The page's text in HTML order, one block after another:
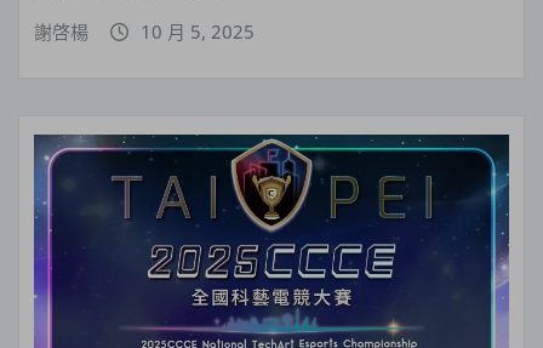
謝啓楊 10 月 5, 2025